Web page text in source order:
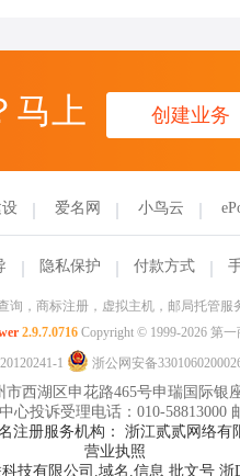
马上 创建业务
爱名网 小鸟云
隐私保护 付款方式
，商标注册，虚拟主机，邮局托管
2.9.7.0716 Copyright © 1999-2026 第
1
浙公网安备
西湖区申花路465号申瑞国际银
心投诉受理电话：010-58813000
注册服务机构： 浙江贰贰网络有
营业执照
技有限公司.域名.信息 批文号 浙